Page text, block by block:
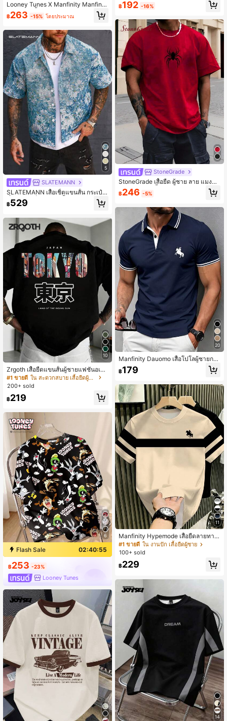
Looney Tunes X Manfinity Manfinit
y Joysei เสื้อยืดคอกลมพิมพ์ลายการ์ตู
นพื้นฐานลำลองสำหรับผู้ชาย
฿263 -15% โดยประมาณ
5
SLATEMANN
SLATEMANN เสื้อเชิ้ตแขนสั้น กระเป๋าเ
ดี่ยว ลายแจ็คการ์ด สีน้ำเงินสำหรับผู้ชา
ย
฿529
10
Zrgoth เสื้อยืดแขนสั้นผู้ชายแฟชั่นอเนก
ประสงค์ พิมพ์สโลแกนภาษาอังกฤษ "T
OKYO" องค์ประกอบโตเกียว ระบายอา
#1 ขายดี
ใน สะดวกสบาย เสื้อยืดผู้ชาย
200+ sold
฿219
6
Flash Sale 02:40:54
฿253 -23%
Looney Tunes
งเข้ารูปพอดีระบายอากาศได้ดี, ซักเครื่อ
าใส่สบาย
฿192 -16%
StoneGrade
StoneGrade เสื้อยืด ผู้ชาย ลาย แมงมุม
ลวดลาย แขนสั้น สำหรับ ฤดูร้อน
฿246 -5%
20
Manfinity Dauomo เสื้อโปโลผู้ชายกล
างแจ้ง สีกรมท่า ฤดูร้อน ธุรกิจลำลอง เส
น่ห์ของชายวัยผู้ใหญ่ ลายพิมพ์ลาย ม้าพิ
า 100% ทุกวัน วันหยุด วันที่
฿179
11
Manfinity Hypemode เสื้อยืดลายทาง
คลาสสิกโลโก้ม้าสีแอปริคอทสำหรับผู้ช
าย
#1 ขายดี ใน งานปัก เสื้อยืดผู้ชาย
100+ sold
฿229
14